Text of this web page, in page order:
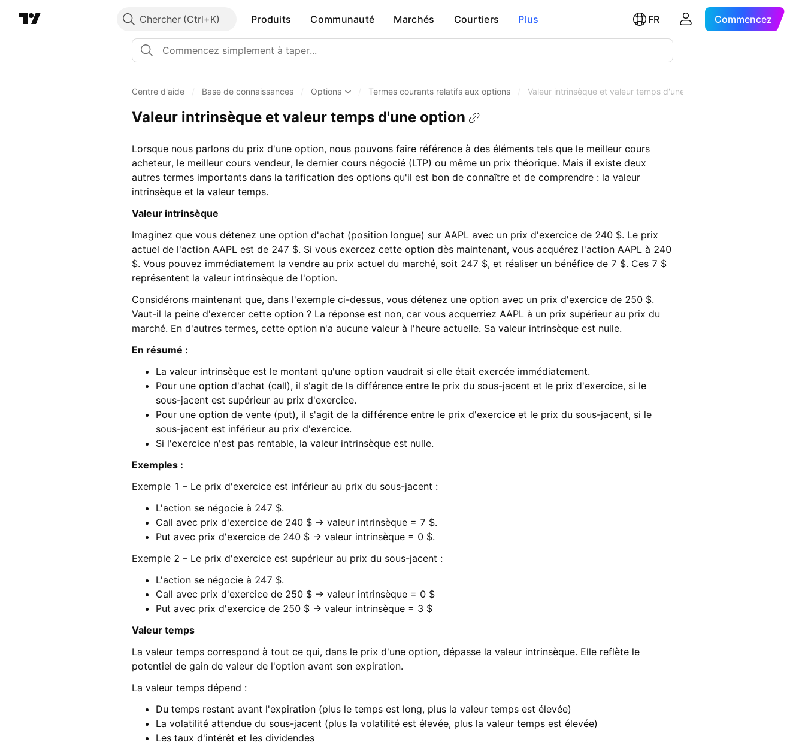
Chercher Produits Communauté Marchés Courtiers Plus FR Commencez
Centre d'aide Base de connaissances Options Termes courants relatifs aux options Valeur intrinsèque et valeur temps d'une option
Valeur intrinsèque et valeur temps d'une option
Lorsque nous parlons du prix d'une option, nous pouvons faire référence à des éléments tels que le meilleur cours
acheteur, le meilleur cours vendeur, le dernier cours négocié (LTP) ou même un prix théorique. Mais il existe deux
autres termes importants dans la tarification des options qu'il est bon de connaître et de comprendre : la valeur
intrinsèque et la valeur temps.
Valeur intrinsèque
Imaginez que vous détenez une option d'achat (position longue) sur AAPL avec un prix d'exercice de 240 $. Le prix
actuel de l'action AAPL est de 247 $. Si vous exercez cette option dès maintenant, vous acquérez l'action AAPL à 240
$. Vous pouvez immédiatement la vendre au prix actuel du marché, soit 247 $, et réaliser un bénéfice de 7 $. Ces 7 $
représentent la valeur intrinsèque de l'option.
Considérons maintenant que, dans l'exemple ci-dessus, vous détenez une option avec un prix d'exercice de 250 $.
Vaut-il la peine d'exercer cette option ? La réponse est non, car vous acquerriez AAPL à un prix supérieur au prix du
marché. En d'autres termes, cette option n'a aucune valeur à l'heure actuelle. Sa valeur intrinsèque est nulle.
En résumé :
La valeur intrinsèque est le montant qu'une option vaudrait si elle était exercée immédiatement.
Pour une option d'achat (call), il s'agit de la différence entre le prix du sous-jacent et le prix d'exercice, si le
sous-jacent est supérieur au prix d'exercice.
Pour une option de vente (put), il s'agit de la différence entre le prix d'exercice et le prix du sous-jacent, si le
sous-jacent est inférieur au prix d'exercice.
Si l'exercice n'est pas rentable, la valeur intrinsèque est nulle.
Exemples :
Exemple 1 – Le prix d'exercice est inférieur au prix du sous-jacent :
L'action se négocie à 247 $.
Call avec prix d'exercice de 240 $ → valeur intrinsèque = 7 $.
Put avec prix d'exercice de 240 $ → valeur intrinsèque = 0 $.
Exemple 2 – Le prix d'exercice est supérieur au prix du sous-jacent :
L'action se négocie à 247 $.
Call avec prix d'exercice de 250 $ → valeur intrinsèque = 0 $
Put avec prix d'exercice de 250 $ → valeur intrinsèque = 3 $
Valeur temps
La valeur temps correspond à tout ce qui, dans le prix d'une option, dépasse la valeur intrinsèque. Elle reflète le
potentiel de gain de valeur de l'option avant son expiration.
La valeur temps dépend :
Du temps restant avant l'expiration (plus le temps est long, plus la valeur temps est élevée)
La volatilité attendue du sous-jacent (plus la volatilité est élevée, plus la valeur temps est élevée)
Les taux d'intérêt et les dividendes